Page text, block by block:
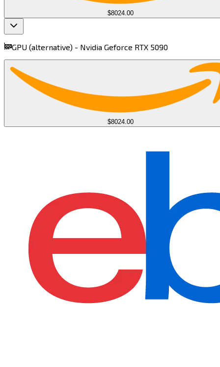
find more oncpus.gg
$8024.00
GPU (alternative) - Nvidia Geforce RTX 5090​​​​‌ ‍ ​‍​‍‌‍ ‌ ​‍‌‍‍‌‌‍‌ ‌‍‍‌‌‍ ‍​‍​‍​ ‍‍​‍​‍‌ ​ ‌‍​‌‌‍ ‍‌‍‍‌‌ ‌​‌ ‍‌​‍ ‍‌‍‍‌‌‍ ​‍​‍​‍ ​​‍​‍‌‍‍​‌ ​‍‌‍‌‌‌‍‌‍​‍​‍​ ‍‍​‍​‍​‍ ‌‍​‌‌‍‌​‌‍ ‌‌‍‍‌‌‍ ‍​‍ ‌‍‍‌‌‍ ‍‌ ‌​‌‍‌‌‌‍ ‍‌ ‌​​‍ ‌‍‌‌‌‍‌​‌‍‍‌‌ ‌​​‍ ‌‍ ‌‌‍ ‌‍‌​‌‍‌‌​ ‌‌ ​​‌ ​‍‌‍‌‌‌ ​ ‌‍‌‌‌‍ ‍‌ ‌​‌‍​‌‌ ‌​‌‍‍‌‌‍ ‌‍ ‍​ ‍ ‌‍‍‌‌‍‌​​ ‌​ ​​​ ‌‌‌‍‌‌‌‍‌​‌‍​ ​ ​​​ ​‌​ ‌‌​‍ ‌​ ​ ​ ‌‌​ ​‌​ ​ ​‍ ‌​ ‌​‌‍​‍​ ​‌​ ‌‌​‍ ‌​ ‍​​ ​ ​ ‌ ‌‍​‍​‍ ‌​ ​‌​ ​‍​ ‌​​ ‌​‌‍​‌​ ​ ‌‍​ ‌‍​‍‌‍​‌‌‍‌​​ ‌​​ ​‍​ ‍ ‌ ‌​‌ ‍‌‌ ​​‌‍‌‌​ ‌‌‍‌ ‌ ​​‌ ‌‌​ ‍ ‌ ​​‌‍​‌‌ ‌​‌‍‍​​ ‌‌‍ ‍‌‍​‌‌‍ ‌‌‍‌‌​ ‌‍​‍‌‍​‌‌ ​ ‌‍‌‌‌‌‌‌‌ ​‍‌‍ ​​ ‌​‍‌‌​ ​‍‌​‌‍‌‍​‌‌‍‌​‌‍ ‌‌‍‍‌‌‍ ‍​‍‌‍‌‍‍‌‌‍‌​​ ‌​ ​​​ ‌‌‌‍‌‌‌‍‌​‌‍​ ​ ​​​ ​‌​ ‌‌​‍ ‌​ ​ ​ ‌‌​ ​‌​ ​ ​‍ ‌​ ‌​‌‍​‍​ ​‌​ ‌‌​‍ ‌​ ‍​​ ​ ​ ‌ ‌‍​‍​‍ ‌​ ​‌​ ​‍​ ‌​​ ‌​‌‍​‌​ ​ ‌‍​ ‌‍​‍‌‍​‌‌‍‌​​ ‌​​ ​‍​‍‌‍‌ ‌​‌ ‍‌‌ ​​‌‍‌‌​ ‌‌‍‌ ‌ ​​‌ ‌‌​‍‌‍‌ ​​‌‍​‌‌ ‌​‌‍‍​​ ‌‌‍ ‍‌‍​‌‌‍ ‌‌‍‌‌​‍‌‍‌ ​​‌‍‌‌‌ ​‍‌ ​ ‌ ​​‌‍‌‌‌‍​ ‌ ‌​‌‍‍‌‌ ‌‍‌‍‌‌​ ‌‌ ​​‌ ‌‌‌‍​‍‌‍ ​‌‍‍‌‌ ​ ‌‍‍​‌‍‌‌‌‍‌​​‍​‍‌ ‌
$8024.00